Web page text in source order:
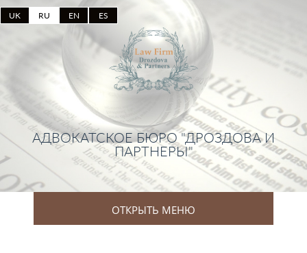
UK RU EN ES
АДВОКАТСКОЕ БЮРО "ДРОЗДОВА И
ПАРТНЕРЫ"
ОТКРЫТЬ МЕНЮ